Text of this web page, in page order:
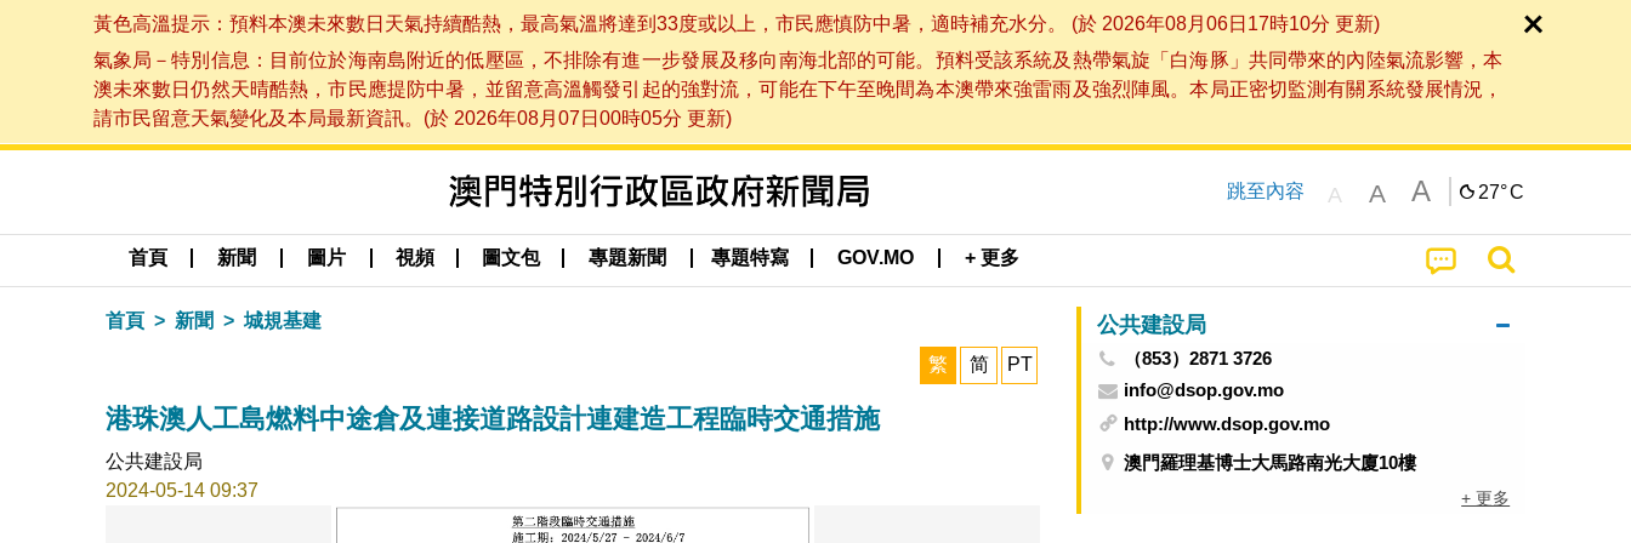
黃色高溫提示：預料本澳未來數日天氣持續酷熱，最高氣溫將達到33度或以上，市民應慎防中暑，適時補充水分。 (於 2026年08月06日17時10分 更新)
氣象局－特別信息：目前位於海南島附近的低壓區，不排除有進一步發展及移向南海北部的可能。預料受該系統及熱帶氣旋「白海豚」共同帶來的內陸氣流影響，本
澳未來數日仍然天晴酷熱，市民應提防中暑，並留意高溫觸發引起的強對流，可能在下午至晚間為本澳帶來強雷雨及強烈陣風。本局正密切監測有關系統發展情況，
請市民留意天氣變化及本局最新資訊。(於 2026年08月07日00時05分 更新)
跳至內容 A A A 27°C
首頁 新聞 圖片 視頻 圖文包 專題新聞 專題特寫 GOV.MO + 更多
首頁 新聞 城規基建
繁 简 PT
港珠澳人工島燃料中途倉及連接道路設計連建造工程臨時交通措施
公共建設局
2024-05-14 09:37
公共建設局
（853）2871 3726
info@dsop.gov.mo
http://www.dsop.gov.mo
澳門羅理基博士大馬路南光大廈10樓
+ 更多